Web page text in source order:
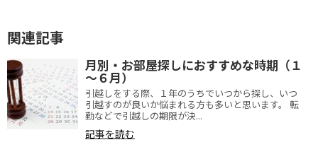
関連記事
月別・お部屋探しにおすすめな時期（１
～６月）
引越しをする際、１年のうちでいつから探し、いつ
引越すのが良いか悩まれる方も多いと思います。 転
勤などで引越しの期限が決...
記事を読む